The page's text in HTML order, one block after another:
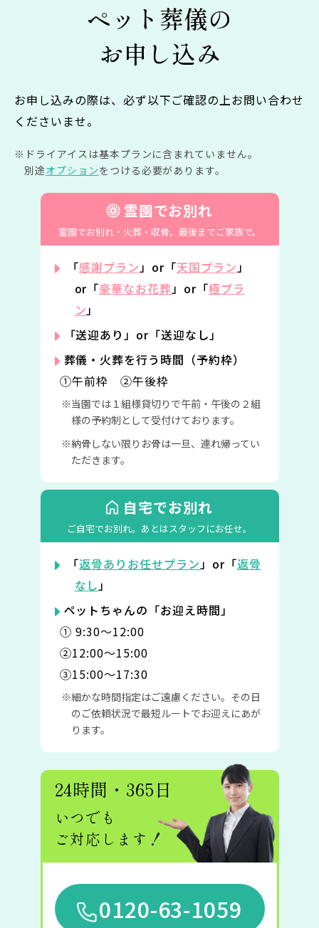
ペット葬儀の
お申し込み
お申し込みの際は、必ず以下ご確認の上お問い合わせ
くださいませ。
ドライアイスは基本プランに含まれていません。
別途オプションをつける必要があります。
霊園でお別れ
霊園でお別れ・火葬・収骨。 最後までご家族で。
「感謝プラン」or「天国プラン」
or「豪華なお花葬」or「極プラ
ン」
「送迎あり」or「送迎なし」
葬儀・火葬を行う時間（予約枠）
①午前枠 ②午後枠
当園では１組様貸切りで午前・午後の２組
様の予約制として受付けております。
納骨しない限りお骨は一旦、連れ帰ってい
ただきます。
自宅でお別れ
ご自宅でお別れ。 あとはスタッフにお任せ。
「返骨ありお任せプラン」or「返骨
なし」
ペットちゃんの「お迎え時間」
① 9:30〜12:00
②12:00〜15:00
③15:00〜17:30
細かな時間指定はご遠慮ください。その日
のご依頼状況で最短ルートでお迎えにあが
ります。
24時間・365日
いつでも
ご対応します！
0120-63-1059